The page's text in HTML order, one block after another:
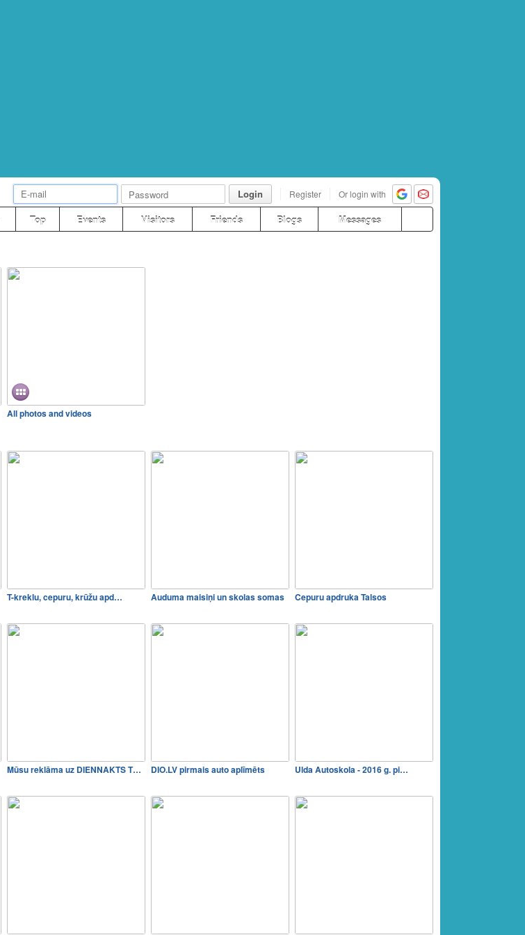
Login Register Or login with
Top Events Visitors Friends Blogs Messages
All photos and videos
T-kreklu, cepuru, krūžu apd… Auduma maisiņi un skolas somas Cepuru apdruka Talsos
Mūsu reklāma uz DIENNAKTS T… DIO.LV pirmais auto aplīmēts Ulda Autoskola - 2016 g. pi…